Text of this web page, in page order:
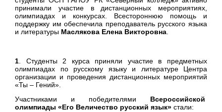
принимали участие в дистанционных мероприятиях,
олимпиадах и конкурсах. Всестороннюю помощь и
поддержку им обеспечила преподаватель русского языка
и литературы Маслякова Елена Викторовна.
1 . Студенты 2 курса приняли участие в предметных
олимпиадах по русскому языку и литературе Центра
организации и проведения дистанционных мероприятий
«Ты – Гений».
Участниками и победителями Всероссийской
олимпиады «Его Величество русский язык» стали: